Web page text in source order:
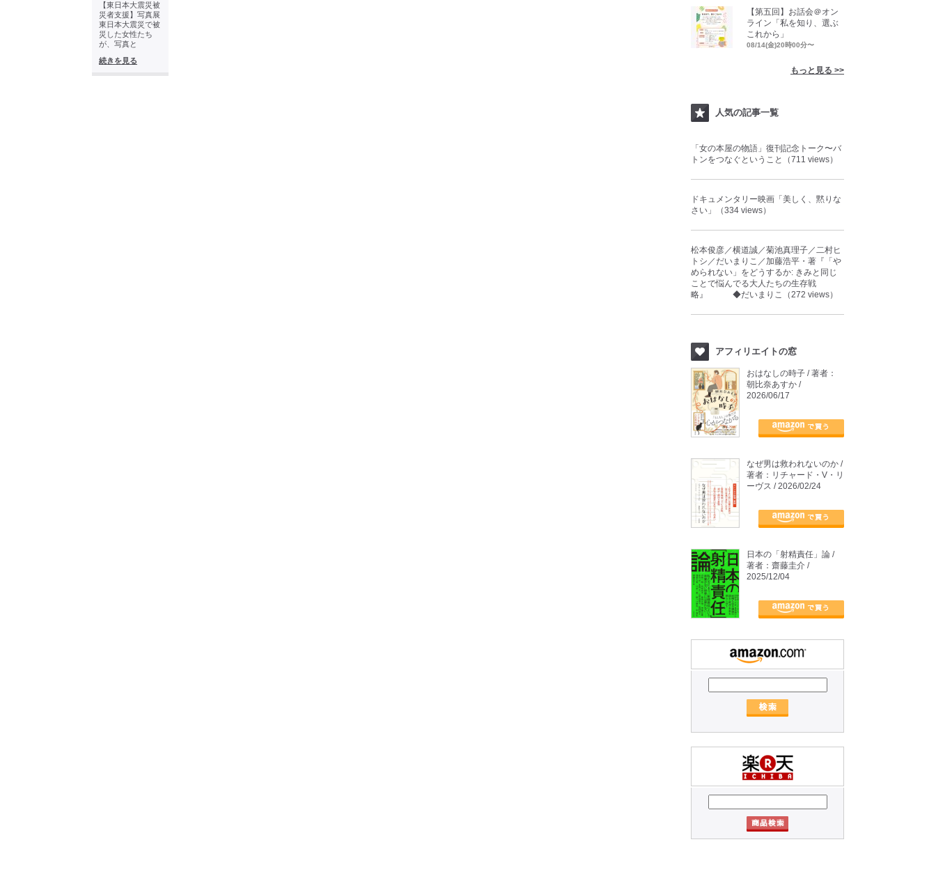
【東日本大震災被
災者支援】写真展
東日本大震災で被
災した女性たち
が、写真と
続きを見る
【第五回】お話会＠オン
ライン「私を知り、選ぶ
これから」
08/14(金)20時00分〜
もっと見る >>
人気の記事一覧
「女の本屋の物語」復刊記念トーク〜バ
トンをつなぐということ（711 views）
ドキュメンタリー映画「美しく、黙りな
さい」（334 views）
松本俊彦／横道誠／菊池真理子／二村ヒ
トシ／だいまりこ／加藤浩平・著『「や
められない」をどうするか: きみと同じ
ことで悩んでる大人たちの生存戦
略』 ◆だいまりこ（272 views）
アフィリエイトの窓
おはなしの時子 / 著者：
朝比奈あすか /
2026/06/17
なぜ男は救われないのか /
著者：リチャード・V・リ
ーヴス / 2026/02/24
日本の「射精責任」論 /
著者：齋藤圭介 /
2025/12/04